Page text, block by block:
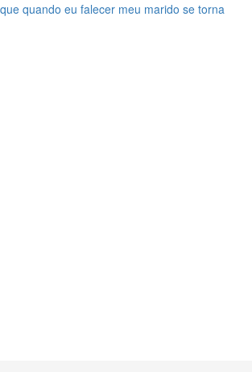
quando eu falecer meu marido se torna